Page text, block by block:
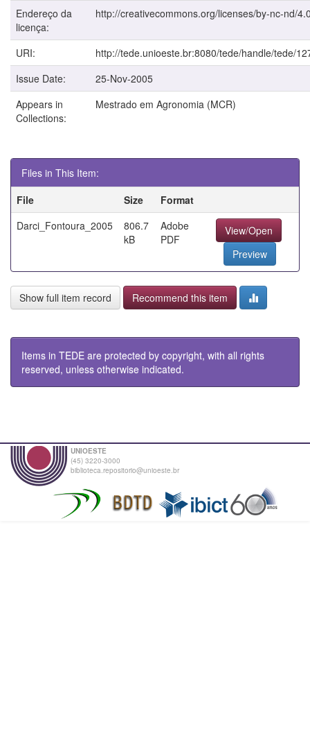
Endereço da
licença:
http://creativecommons.org/licenses/by-nc-nd/
URI:
http://tede.unioeste.br:8080/tede/handle/tede/
Issue Date:
25-Nov-2005
Appears in
Collections:
Mestrado em Agronomia (MCR)
Files in This Item:
File
Size
Format
Darci_Fontoura_2005
806.7
kB
Adobe
PDF
View/Open
Preview
Show full item record Recommend this item
Items in TEDE are protected by copyright, with all rights
reserved, unless otherwise indicated.
UNIOESTE
(45) 3220-3000
biblioteca.repositorio@unioeste.br